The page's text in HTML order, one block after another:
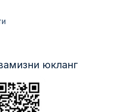
юкланг